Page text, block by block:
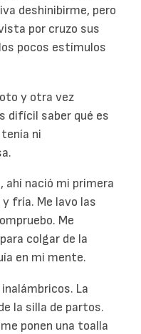
deshinibirme, pero
por cruzo sus
pocos estímulos
y otra vez
difícil saber qué es
ni
ahí nació mi primera
fría. Me lavo las
Me
colgar de la
en mi mente.
La
la silla de partos.
ponen una toalla